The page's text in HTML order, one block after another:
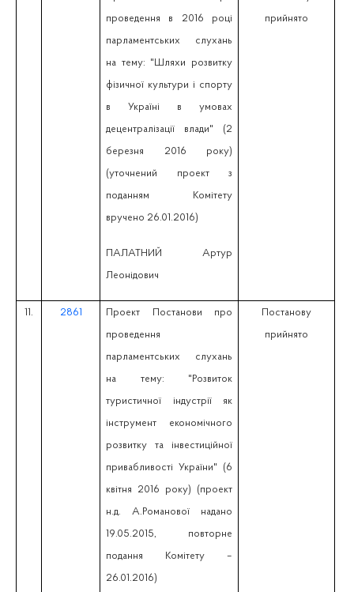
проведення в 2016 році
парламентських слухань
на тему: "Шляхи розвитку
фізичної культури і спорту
в Україні в умовах
децентралізації влади" (2
березня 2016 року)
(уточнений проект з
поданням Комітету
вручено 26.01.2016)
ПАЛАТНИЙ Артур
Леонідович
прийнято
11. 2861 Проект Постанови про
проведення
парламентських слухань
на тему: "Розвиток
туристичної індустрії як
інструмент економічного
розвитку та інвестиційної
привабливості України" (6
квітня 2016 року) (проект
н.д. А.Романової надано
19.05.2015, повторне
подання Комітету –
26.01.2016)
Постанову
прийнято